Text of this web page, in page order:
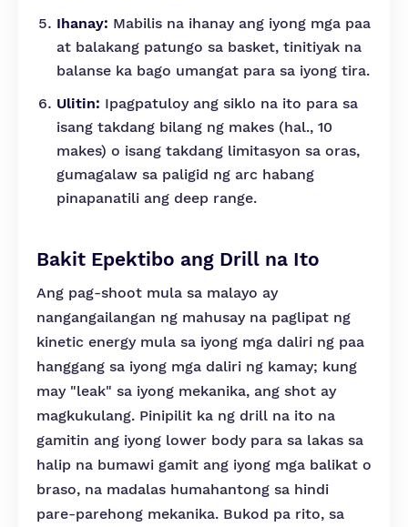
Ihanay: Mabilis na ihanay ang iyong mga paa
at balakang patungo sa basket, tinitiyak na
balanse ka bago umangat para sa iyong tira.
Ulitin: Ipagpatuloy ang siklo na ito para sa
isang takdang bilang ng makes (hal., 10
makes) o isang takdang limitasyon sa oras,
gumagalaw sa paligid ng arc habang
pinapanatili ang deep range.
Bakit Epektibo ang Drill na Ito
Ang pag-shoot mula sa malayo ay
nangangailangan ng mahusay na paglipat ng
kinetic energy mula sa iyong mga daliri ng paa
hanggang sa iyong mga daliri ng kamay; kung
may "leak" sa iyong mekanika, ang shot ay
magkukulang. Pinipilit ka ng drill na ito na
gamitin ang iyong lower body para sa lakas sa
halip na bumawi gamit ang iyong mga balikat o
braso, na madalas humahantong sa hindi
pare-parehong mekanika. Bukod pa rito, sa